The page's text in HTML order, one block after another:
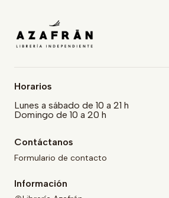
Horarios
Lunes a sábado de 10 a 21 h
Domingo de 10 a 20 h
Contáctanos
Formulario de contacto
Información